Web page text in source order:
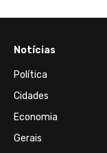
Notícias
Política
Cidades
Economia
Gerais